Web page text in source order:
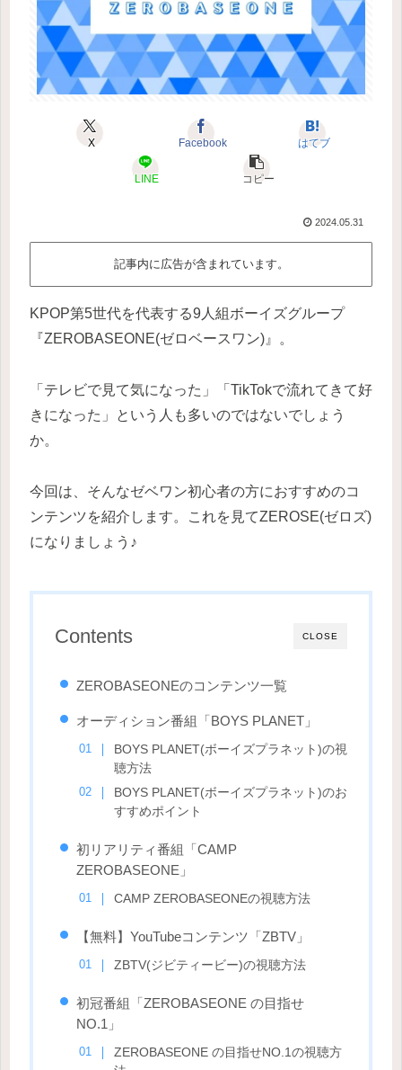
X Facebook はてブ
LINE コピー
2024.05.31
記事内に広告が含まれています。
KPOP第5世代を代表する9人組ボーイズグループ
『ZEROBASEONE(ゼロベースワン)』。
「テレビで見て気になった」「TikTokで流れてきて好
きになった」という人も多いのではないでしょう
か。
今回は、そんなゼベワン初心者の方におすすめのコ
ンテンツを紹介します。これを見てZEROSE(ゼロズ)
になりましょう♪
CLOSE
Contents
ZEROBASEONEのコンテンツ一覧
オーディション番組「BOYS PLANET」
BOYS PLANET(ボーイズプラネット)の視
聴方法
BOYS PLANET(ボーイズプラネット)のお
すすめポイント
初リアリティ番組「CAMP
ZEROBASEONE」
CAMP ZEROBASEONEの視聴方法
【無料】YouTubeコンテンツ「ZBTV」
ZBTV(ジビティービー)の視聴方法
初冠番組「ZEROBASEONE の目指せ
NO.1」
ZEROBASEONE の目指せNO.1の視聴方